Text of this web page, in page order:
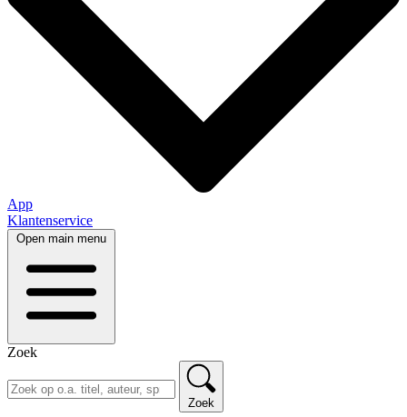
App
Klantenservice
Open main menu
Zoek
Zoek